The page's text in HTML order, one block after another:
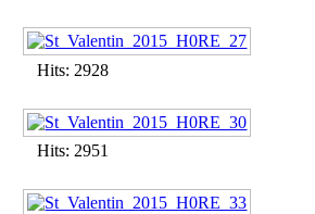
Hits: 2928
Hits: 2951